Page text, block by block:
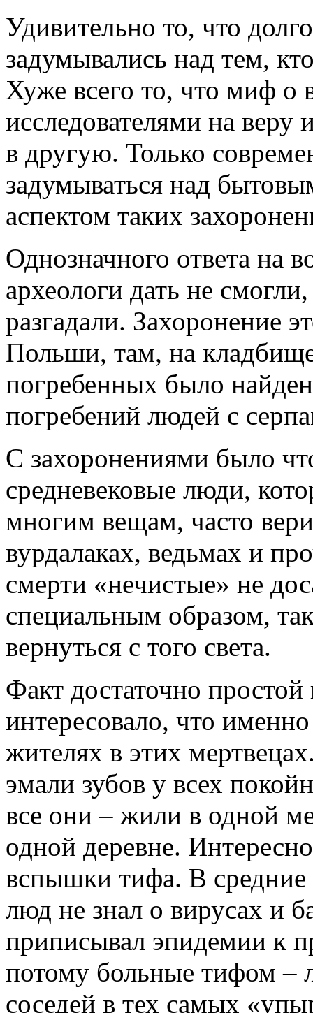
Удивительно то, что
задумывались над тем,
Хуже всего то, что миф
исследователями на
в другую. Только
задумываться над
аспектом таких
Однозначного ответа на
археологи дать не
разгадали. Захоронение
Польши, там, на
погребенных было
погребений людей с
С захоронениями было
средневековые люди,
многим вещам, часто
вурдалаках, ведьмах и
смерти «нечистые» не
специальным образом,
вернуться с того света.
Факт достаточно
интересовало, что
жителях в этих
эмали зубов у всех
все они – жили в одной
одной деревне.
вспышки тифа. В средние
люд не знал о вирусах и
приписывал эпидемии к
потому больные тифом –
соседей в тех самых